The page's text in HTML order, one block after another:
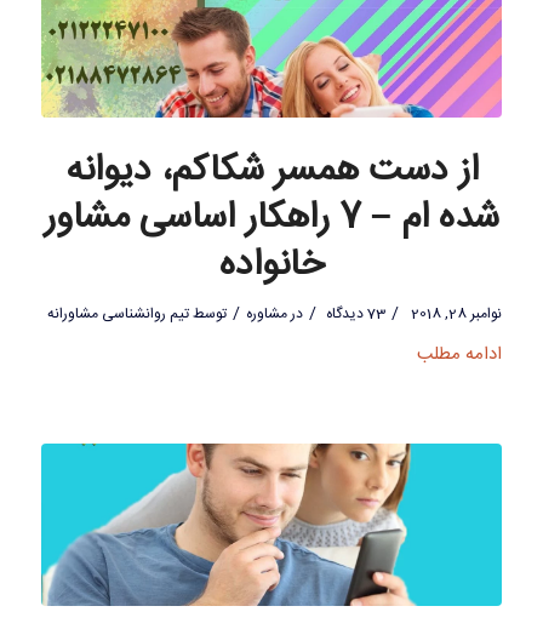
از دست همسر شکاکم، دیوانه
شده ام – 7 راهکار اساسی مشاور
خانواده
نوامبر 28, 2018 / 73 دیدگاه / درمشاوره / توسطتیم روانشناسی مشاورانه
ادامه مطلب